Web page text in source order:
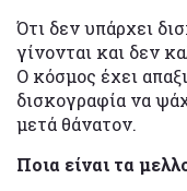
Ότι δεν υπάρχει
γίνονται και δεν
Ο κόσμος έχει
δισκογραφία να
μετά θάνατον.
Ποια είναι τα